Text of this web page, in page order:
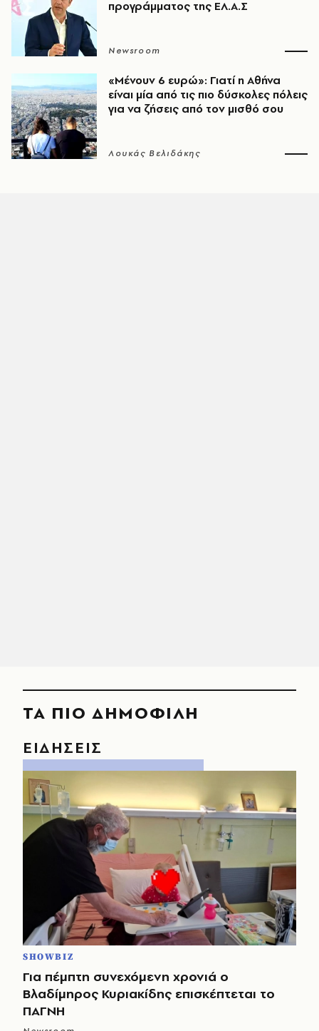
προγράμματος της ΕΛ.Α.Σ
Newsroom
«Μένουν 6 ευρώ»: Γιατί η Αθήνα
είναι μία από τις πιο δύσκολες πόλεις
για να ζήσεις από τον μισθό σου
Λουκάς Βελιδάκης
ΤΑ ΠΙΟ ΔΗΜΟΦΙΛΗ
ΕΙΔΗΣΕΙΣ
SHOWBIZ
Για πέμπτη συνεχόμενη χρονιά ο
Βλαδίμηρος Κυριακίδης επισκέπτεται το
ΠΑΓΝΗ